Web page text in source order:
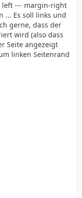
left --- margin-right
... Es soll links und
gerne, dass der
wird (also dass
Seite angezeigt
linken Seitenrand